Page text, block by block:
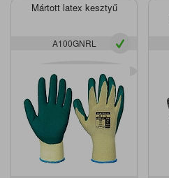
Mártott latex kesztyű
A100GNRL